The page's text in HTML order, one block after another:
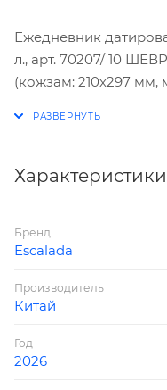
Ежедневник
л., арт. 70207/ 10
(кожзам: 210х297 мм,
крепления блока:
блока: нет; закладка/-
форзац: печать
возможна: да;
промостикер + ПЭТ-
Характеристики
Бренд
Escalada
Производитель
Китай
Год
2026